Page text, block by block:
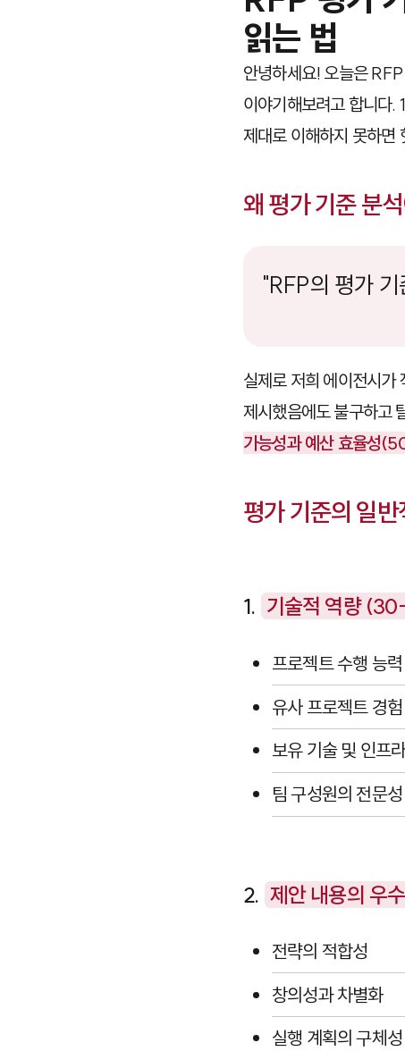
읽는 법
안녕하세요! 오늘은
이야기해보려고 합니다.
제대로 이해하지 못하면
왜 평가 기준 분
"RFP의 평가
실제로 저희 에이전시가
제시했음에도 불구하고
가능성과 예산 효율성
평가 기준의 일
1. 기술적 역량
프로젝트 수행 능력
유사 프로젝트 경험
보유 기술 및 인프
팀 구성원의 전문성
2. 제안 내용의
전략의 적합성
창의성과 차별화
실행 계획의 구체성